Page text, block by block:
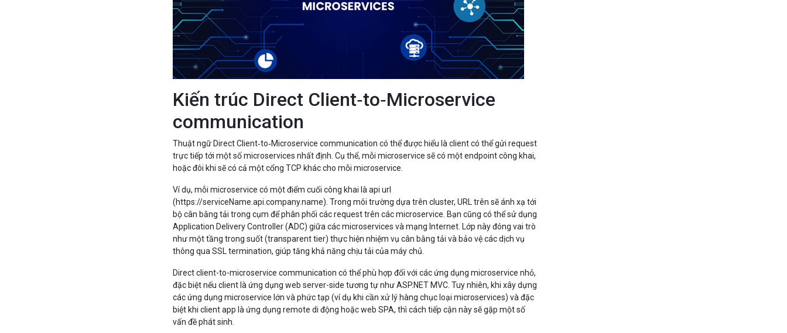
Kiến trúc Direct Client‑to‑Microservice
communication
Thuật ngữ Direct Client‑to‑Microservice communication có thể được hiểu là client có thể gửi request
trực tiếp tới một số microservices nhất định. Cụ thể, mỗi microservice sẽ có một endpoint công khai,
hoặc đôi khi sẽ có cả một cổng TCP khác cho mỗi microservice.
Ví dụ, mỗi microservice có một điểm cuối công khai là api url
(https://serviceName.api.company.name). Trong môi trường dựa trên cluster, URL trên sẽ ánh xạ tới
bộ cân bằng tải trong cụm để phân phối các request trên các microservice. Bạn cũng có thể sử dụng
Application Delivery Controller (ADC) giữa các microservices và mạng Internet. Lớp này đóng vai trò
như một tầng trong suốt (transparent tier) thực hiện nhiệm vụ cân bằng tải và bảo vệ các dịch vụ
thông qua SSL termination, giúp tăng khả năng chịu tải của máy chủ.
Direct client-to-microservice communication có thể phù hợp đối với các ứng dụng microservice nhỏ,
đặc biệt nếu client là ứng dụng web server-side tương tự như ASP.NET MVC. Tuy nhiên, khi xây dựng
các ứng dụng microservice lớn và phức tạp (ví dụ khi cần xử lý hàng chục loại microservices) và đặc
biệt khi client app là ứng dụng remote di động hoặc web SPA, thì cách tiếp cận này sẽ gặp một số
vấn đề phát sinh.